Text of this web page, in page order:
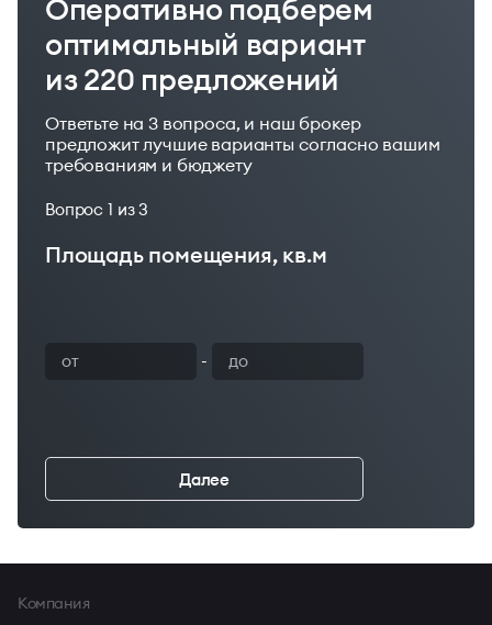
Оперативно подберем
оптимальный вариант
из 220 предложений
Ответьте на 3 вопроса, и наш брокер
предложит лучшие варианты согласно вашим
требованиям и бюджету
Вопрос 1 из 3
Площадь помещения, кв.м
-
Далее
Компания